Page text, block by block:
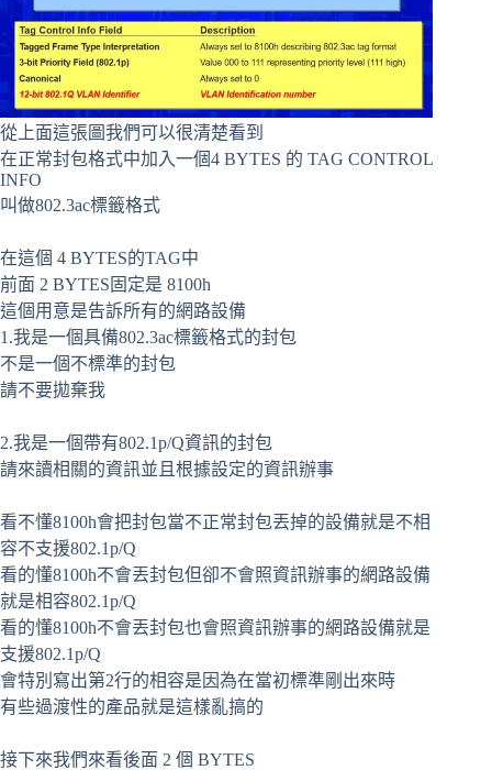
從上面這張圖我們可以很清楚看到
在正常封包格式中加入一個4 BYTES 的 TAG CONTROL
INFO
叫做802.3ac標籤格式
在這個 4 BYTES的TAG中
前面 2 BYTES固定是 8100h
這個用意是告訴所有的網路設備
1.我是一個具備802.3ac標籤格式的封包
不是一個不標準的封包
請不要拋棄我
2.我是一個帶有802.1p/Q資訊的封包
請來讀相關的資訊並且根據設定的資訊辦事
看不懂8100h會把封包當不正常封包丟掉的設備就是不相
容不支援802.1p/Q
看的懂8100h不會丟封包但卻不會照資訊辦事的網路設備
就是相容802.1p/Q
看的懂8100h不會丟封包也會照資訊辦事的網路設備就是
支援802.1p/Q
會特別寫出第2行的相容是因為在當初標準剛出來時
有些過渡性的產品就是這樣亂搞的
接下來我們來看後面 2 個 BYTES